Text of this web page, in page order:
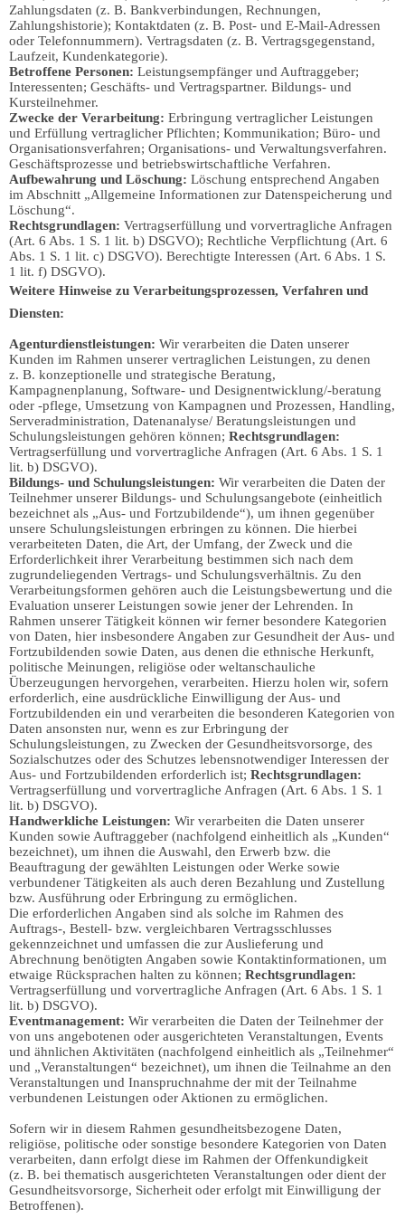
Zahlungsdaten (z. B. Bankverbindungen, Rechnungen,
Zahlungshistorie); Kontaktdaten (z. B. Post- und E-Mail-Adressen
oder Telefonnummern). Vertragsdaten (z. B. Vertragsgegenstand,
Laufzeit, Kundenkategorie).
Betroffene Personen: Leistungsempfänger und Auftraggeber;
Interessenten; Geschäfts- und Vertragspartner. Bildungs- und
Kursteilnehmer.
Zwecke der Verarbeitung: Erbringung vertraglicher Leistungen
und Erfüllung vertraglicher Pflichten; Kommunikation; Büro- und
Organisationsverfahren; Organisations- und Verwaltungsverfahren.
Geschäftsprozesse und betriebswirtschaftliche Verfahren.
Aufbewahrung und Löschung: Löschung entsprechend Angaben
im Abschnitt „Allgemeine Informationen zur Datenspeicherung und
Löschung“.
Rechtsgrundlagen: Vertragserfüllung und vorvertragliche Anfragen
(Art. 6 Abs. 1 S. 1 lit. b) DSGVO); Rechtliche Verpflichtung (Art. 6
Abs. 1 S. 1 lit. c) DSGVO). Berechtigte Interessen (Art. 6 Abs. 1 S.
1 lit. f) DSGVO).
Weitere Hinweise zu Verarbeitungsprozessen, Verfahren und
Diensten:
Agenturdienstleistungen: Wir verarbeiten die Daten unserer
Kunden im Rahmen unserer vertraglichen Leistungen, zu denen
z. B. konzeptionelle und strategische Beratung,
Kampagnenplanung, Software- und Designentwicklung/-beratung
oder -pflege, Umsetzung von Kampagnen und Prozessen, Handling,
Serveradministration, Datenanalyse/ Beratungsleistungen und
Schulungsleistungen gehören können; Rechtsgrundlagen:
Vertragserfüllung und vorvertragliche Anfragen (Art. 6 Abs. 1 S. 1
lit. b) DSGVO).
Bildungs- und Schulungsleistungen: Wir verarbeiten die Daten der
Teilnehmer unserer Bildungs- und Schulungsangebote (einheitlich
bezeichnet als „Aus- und Fortzubildende“), um ihnen gegenüber
unsere Schulungsleistungen erbringen zu können. Die hierbei
verarbeiteten Daten, die Art, der Umfang, der Zweck und die
Erforderlichkeit ihrer Verarbeitung bestimmen sich nach dem
zugrundeliegenden Vertrags- und Schulungsverhältnis. Zu den
Verarbeitungsformen gehören auch die Leistungsbewertung und die
Evaluation unserer Leistungen sowie jener der Lehrenden. In
Rahmen unserer Tätigkeit können wir ferner besondere Kategorien
von Daten, hier insbesondere Angaben zur Gesundheit der Aus- und
Fortzubildenden sowie Daten, aus denen die ethnische Herkunft,
politische Meinungen, religiöse oder weltanschauliche
Überzeugungen hervorgehen, verarbeiten. Hierzu holen wir, sofern
erforderlich, eine ausdrückliche Einwilligung der Aus- und
Fortzubildenden ein und verarbeiten die besonderen Kategorien von
Daten ansonsten nur, wenn es zur Erbringung der
Schulungsleistungen, zu Zwecken der Gesundheitsvorsorge, des
Sozialschutzes oder des Schutzes lebensnotwendiger Interessen der
Aus- und Fortzubildenden erforderlich ist; Rechtsgrundlagen:
Vertragserfüllung und vorvertragliche Anfragen (Art. 6 Abs. 1 S. 1
lit. b) DSGVO).
Handwerkliche Leistungen: Wir verarbeiten die Daten unserer
Kunden sowie Auftraggeber (nachfolgend einheitlich als „Kunden“
bezeichnet), um ihnen die Auswahl, den Erwerb bzw. die
Beauftragung der gewählten Leistungen oder Werke sowie
verbundener Tätigkeiten als auch deren Bezahlung und Zustellung
bzw. Ausführung oder Erbringung zu ermöglichen.
Die erforderlichen Angaben sind als solche im Rahmen des
Auftrags-, Bestell- bzw. vergleichbaren Vertragsschlusses
gekennzeichnet und umfassen die zur Auslieferung und
Abrechnung benötigten Angaben sowie Kontaktinformationen, um
etwaige Rücksprachen halten zu können; Rechtsgrundlagen:
Vertragserfüllung und vorvertragliche Anfragen (Art. 6 Abs. 1 S. 1
lit. b) DSGVO).
Eventmanagement: Wir verarbeiten die Daten der Teilnehmer der
von uns angebotenen oder ausgerichteten Veranstaltungen, Events
und ähnlichen Aktivitäten (nachfolgend einheitlich als „Teilnehmer“
und „Veranstaltungen“ bezeichnet), um ihnen die Teilnahme an den
Veranstaltungen und Inanspruchnahme der mit der Teilnahme
verbundenen Leistungen oder Aktionen zu ermöglichen.
Sofern wir in diesem Rahmen gesundheitsbezogene Daten,
religiöse, politische oder sonstige besondere Kategorien von Daten
verarbeiten, dann erfolgt diese im Rahmen der Offenkundigkeit
(z. B. bei thematisch ausgerichteten Veranstaltungen oder dient der
Gesundheitsvorsorge, Sicherheit oder erfolgt mit Einwilligung der
Betroffenen).